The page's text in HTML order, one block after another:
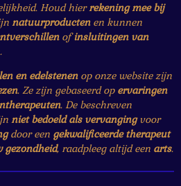
Houd hierrekening mee bij
natuurproductenen kunnen
ofinsluitingen van
en edelstenenop onze website zijn
. Ze zijn gebaseerd op ervaringen
. De beschreven
niet bedoeld als vervangingvoor
door een gekwalificeerde therapeut
gezondheid, raadpleeg altijd een arts.